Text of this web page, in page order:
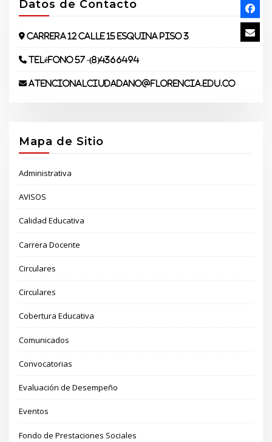
Datos de Contacto
Carrera 12 Calle 15 Esquina piso 3
Teléfono 57 -(8)4366494
atencionalciudadano@florencia.edu.co
Mapa de Sitio
Administrativa
AVISOS
Calidad Educativa
Carrera Docente
Circulares
Circulares
Cobertura Educativa
Comunicados
Convocatorias
Evaluación de Desempeño
Eventos
Fondo de Prestaciones Sociales